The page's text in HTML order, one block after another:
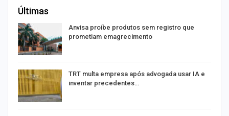
Últimas
Anvisa proíbe produtos sem registro que
prometiam emagrecimento
TRT multa empresa após advogada usar IA e
inventar precedentes…